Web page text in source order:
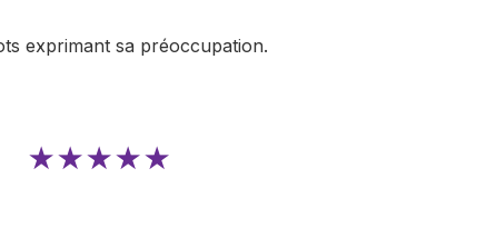
exprimant sa préoccupation.
★★★★★